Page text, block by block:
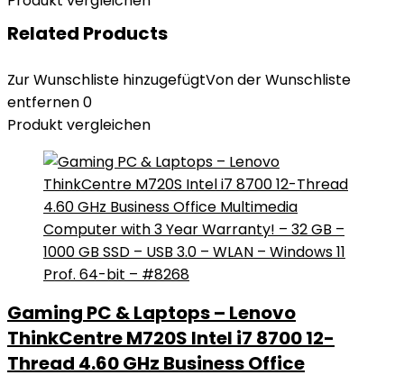
Related Products
Zur Wunschliste hinzugefügtVon der Wunschliste
entfernen0
Produkt vergleichen
Gaming PC & Laptops – Lenovo
ThinkCentre M720S Intel i7 8700 12-
Thread 4.60 GHz Business Office